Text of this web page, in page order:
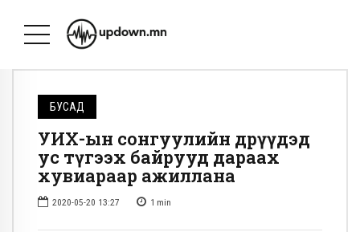
БУСАД
УИХ-ын сонгуулийн өдрүүдэд
ус түгээх байрууд дараах
хувиараар ажиллана
2020-05-20 13:27 1 min